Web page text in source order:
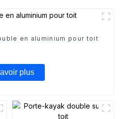
en aluminium pour toit
plus